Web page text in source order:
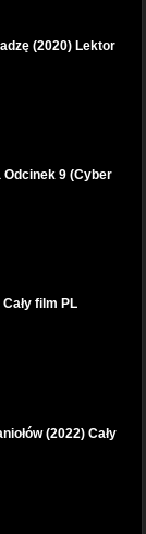
(2020) Lektor
Odcinek 9 (Cyber
Cały film PL
(2022) Cały